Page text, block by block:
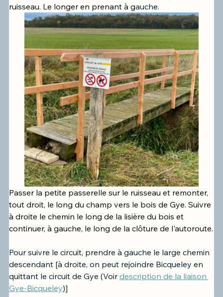
ruisseau. Le longer en prenant à gauche.
Passer la petite passerelle sur le ruisseau et remonter,
tout droit, le long du champ vers le bois de Gye. Suivre
à droite le chemin le long de la lisière du bois et
continuer, à gauche, le long de la clôture de l'autoroute.
Pour suivre le circuit, prendre à gauche le large chemin
descendant [à droite, on peut rejoindre Bicqueley en
quittant le circuit de Gye (Voir description de la liaison
Gye-Bicqueley)]